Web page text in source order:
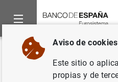
Inicio Publicaciones
Volver
Structural
Aviso de
Este sitio o
propias y de